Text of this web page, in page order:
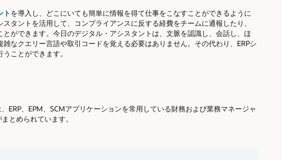
トを導入し、どこにいても簡単に情報を得て仕事をこなすことができるように
タントを活用して、コンプライアンスに反する経費をチームに通報したり、
ができます。今日のデジタル・アシスタントは、文脈を認識し、会話し、ほ
なクエリー言語や取引コードを覚える必要はありません。その代わり、ERPシ
ことができます。
、ERP、EPM、SCMアプリケーションを常用している財務および業務マネージャ
とめられています。